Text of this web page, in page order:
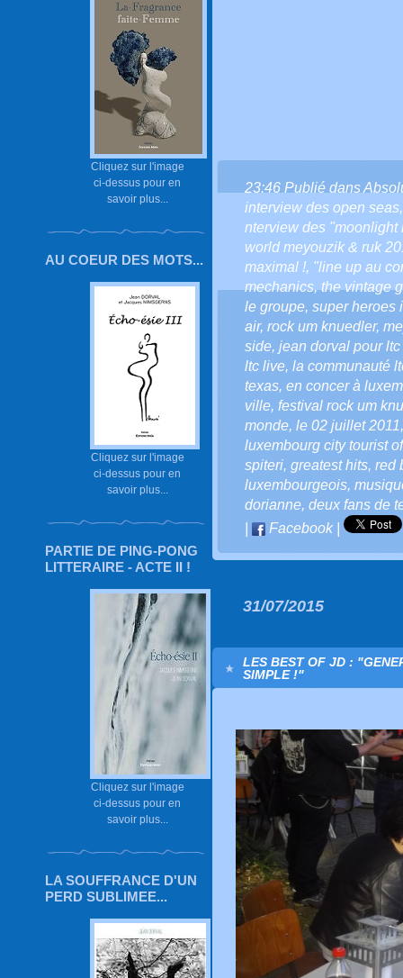
Cliquez sur l'image
ci-dessus pour en
savoir plus...
AU COEUR DES MOTS...
Cliquez sur l'image
ci-dessus pour en
savoir plus...
PARTIE DE PING-PONG
LITTERAIRE - ACTE II !
Cliquez sur l'image
ci-dessus pour en
savoir plus...
LA SOUFFRANCE D'UN
PERD SUBLIMEE...
23:46 Publié dans
interview des open seas
nterview des "moonlight
world meyouzik & ruk
maximal !, "line up au
mechanics,the vintage
le groupe, super heroes
air, rock um knuedler,
side, jean dorval pour
ltc live, la communauté
texas, en concer à
ville, festival rock um
monde, le 02 juillet 2011
luxembourg city tourist
spiteri, greatest hits, red
luxembourgeois,
dorianne, deux fans de
Facebook|
31/07/2015
LES BEST OF JD :
SIMPLE !"